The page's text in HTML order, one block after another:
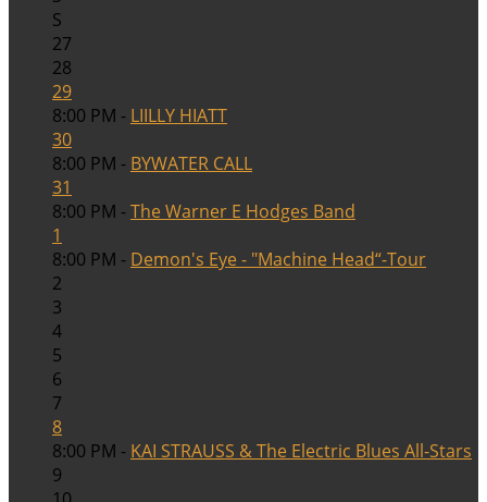
S
27
28
29
8:00 PM - LIILLY HIATT
30
8:00 PM - BYWATER CALL
31
8:00 PM -The Warner E Hodges Band
1
8:00 PM - Demon's Eye - "Machine Head“-Tour
2
3
4
5
6
7
8
8:00 PM - KAI STRAUSS & The Electric Blues All-Stars
9